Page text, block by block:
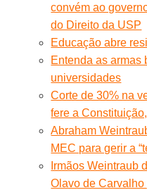
convém ao
do Direito da USP
Educação abre
Entenda as armas
universidades
Corte de 30% na
fere a
Abraham
MEC para gerir a
Irmãos Weintraub
Olavo de